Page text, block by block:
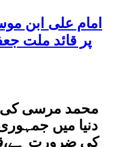
امام علی ابن
پر قائد ملت
محمد مرسی کی
دنیا میں
کی ضرورت